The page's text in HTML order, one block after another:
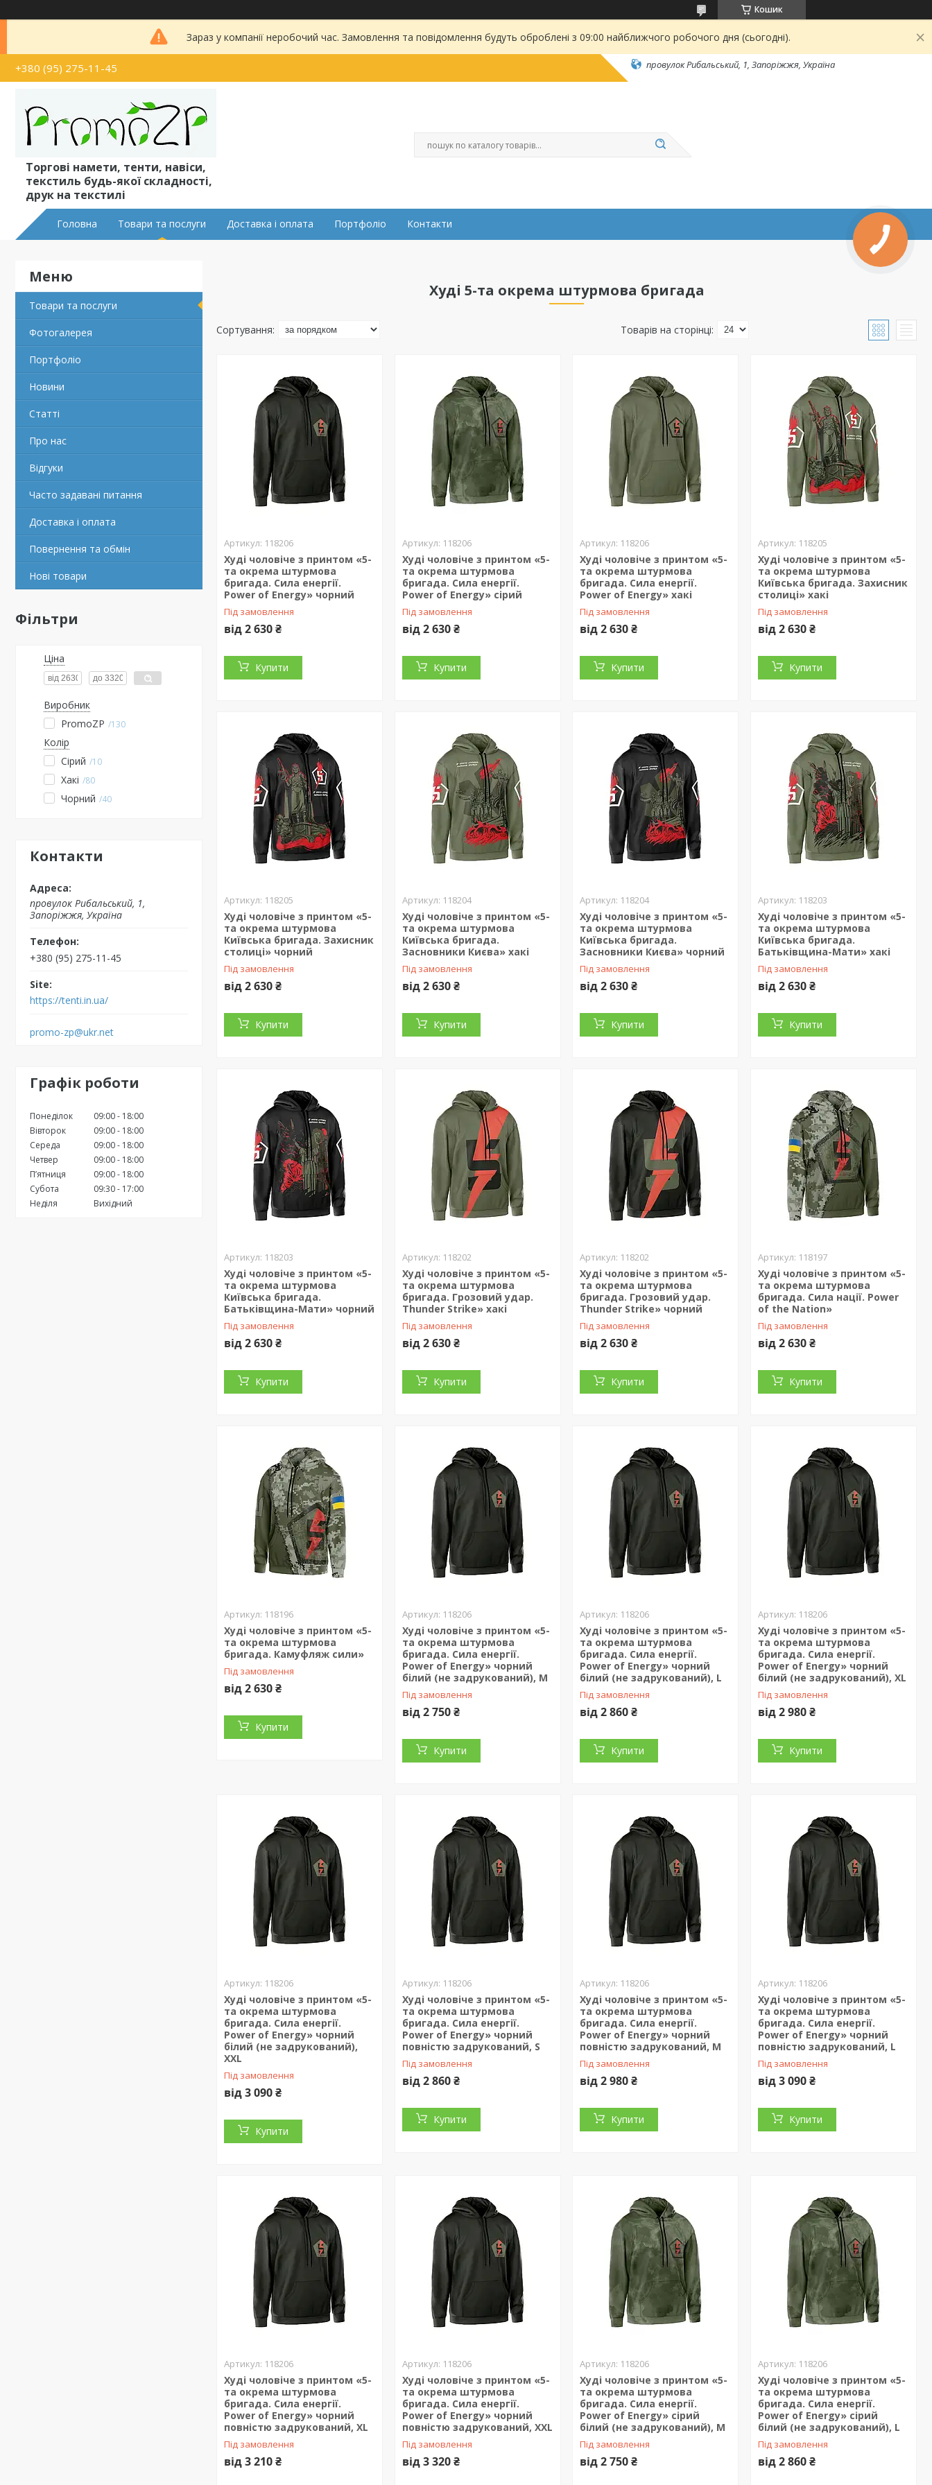
Кошик
Зараз у компанії неробочий час. Замовлення та повідомлення будуть оброблені з 09:00 найближчого робочого дня (сьогодні).
+380 (95) 275-11-45 провулок Рибальський, 1, Запоріжжя, Україна
Торгові намети, тенти, навіси,
текстиль будь-якої складності,
друк на текстилі
Головна Товари та послуги Доставка і оплата Портфоліо Контакти
Товари та послуги
Фотогалерея
Портфоліо
Новини
Статті
Про нас
Відгуки
Часто задавані питання
Доставка і оплата
Повернення та обмін
Нові товари
Фільтри
Ціна
Виробник
PromoZP
130
Колір
Сірий
10
Хакі 80
Чорний 40
Контакти
провулок Рибальський, 1,
Запоріжжя, Україна
+380 (95) 275-11-45
https://tenti.in.ua/
promo-zp@ukr.net
Графік роботи
Понеділок 09:00
18:00
Вівторок
09:00
18:00
Середа
09:00
18:00
Четвер
09:00
18:00
Пʼятниця
09:00
18:00
Субота
09:30
17:00
Неділя
Вихідний
Худі 5-та окрема штурмова бригада
118206
Худі чоловіче з принтом «5-
та окрема штурмова
бригада. Сила енергії.
Power of Energy» чорний
Під замовлення
від 2 630 ₴
Купити
118206
Худі чоловіче з принтом «5-
та окрема штурмова
бригада. Сила енергії.
Power of Energy» сірий
Під замовлення
від 2 630 ₴
Купити
118206
Худі чоловіче з принтом «5-
та окрема штурмова
бригада. Сила енергії.
Power of Energy» хакі
Під замовлення
від 2 630 ₴
Купити
118205
Худі чоловіче з принтом «5-
та окрема штурмова
Київська бригада. Захисник
столиці» хакі
Під замовлення
від 2 630 ₴
Купити
118205
Худі чоловіче з принтом «5-
та окрема штурмова
Київська бригада. Захисник
столиці» чорний
Під замовлення
від 2 630 ₴
Купити
118204
Худі чоловіче з принтом «5-
та окрема штурмова
Київська бригада.
Засновники Києва» хакі
Під замовлення
від 2 630 ₴
Купити
118204
Худі чоловіче з принтом «5-
та окрема штурмова
Київська бригада.
Засновники Києва» чорний
Під замовлення
від 2 630 ₴
Купити
118203
Худі чоловіче з принтом «5-
та окрема штурмова
Київська бригада.
Батьківщина-Мати» хакі
Під замовлення
від 2 630 ₴
Купити
118203
Худі чоловіче з принтом «5-
та окрема штурмова
Київська бригада.
Батьківщина-Мати» чорний
Під замовлення
від 2 630 ₴
Купити
118202
Худі чоловіче з принтом «5-
та окрема штурмова
бригада. Грозовий удар.
Thunder Strike» хакі
Під замовлення
від 2 630 ₴
Купити
118202
Худі чоловіче з принтом «5-
та окрема штурмова
бригада. Грозовий удар.
Thunder Strike» чорний
Під замовлення
від 2 630 ₴
Купити
118197
Худі чоловіче з принтом «5-
та окрема штурмова
бригада. Сила нації. Power
of the Nation»
Під замовлення
від 2 630 ₴
Купити
118196
Худі чоловіче з принтом «5-
та окрема штурмова
бригада. Камуфляж сили»
Під замовлення
від 2 630 ₴
Купити
118206
Худі чоловіче з принтом «5-
та окрема штурмова
бригада. Сила енергії.
Power of Energy» чорний
білий (не задрукований), M
Під замовлення
від 2 750 ₴
Купити
118206
Худі чоловіче з принтом «5-
та окрема штурмова
бригада. Сила енергії.
Power of Energy» чорний
білий (не задрукований), L
Під замовлення
від 2 860 ₴
Купити
118206
Худі чоловіче з принтом «5-
та окрема штурмова
бригада. Сила енергії.
Power of Energy» чорний
білий (не задрукований), XL
Під замовлення
від 2 980 ₴
Купити
118206
Худі чоловіче з принтом «5-
та окрема штурмова
бригада. Сила енергії.
Power of Energy» чорний
білий (не задрукований),
XXL
Під замовлення
від 3 090 ₴
Купити
118206
Худі чоловіче з принтом «5-
та окрема штурмова
бригада. Сила енергії.
Power of Energy» чорний
повністю задрукований, S
Під замовлення
від 2 860 ₴
Купити
118206
Худі чоловіче з принтом «5-
та окрема штурмова
бригада. Сила енергії.
Power of Energy» чорний
повністю задрукований, M
Під замовлення
від 2 980 ₴
Купити
118206
Худі чоловіче з принтом «5-
та окрема штурмова
бригада. Сила енергії.
Power of Energy» чорний
повністю задрукований, L
Під замовлення
від 3 090 ₴
Купити
118206
Худі чоловіче з принтом «5-
та окрема штурмова
бригада. Сила енергії.
Power of Energy» чорний
повністю задрукований, XL
Під замовлення
від 3 210 ₴
118206
Худі чоловіче з принтом «5-
та окрема штурмова
бригада. Сила енергії.
Power of Energy» чорний
повністю задрукований, XXL
Під замовлення
від 3 320 ₴
118206
Худі чоловіче з принтом «5-
та окрема штурмова
бригада. Сила енергії.
Power of Energy» сірий
білий (не задрукований), M
Під замовлення
від 2 750 ₴
118206
Худі чоловіче з принтом «5-
та окрема штурмова
бригада. Сила енергії.
Power of Energy» сірий
білий (не задрукований), L
Під замовлення
від 2 860 ₴